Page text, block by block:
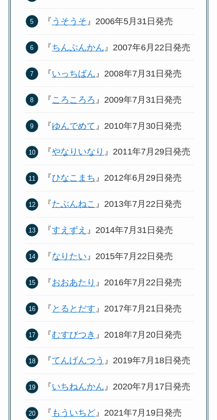
『 うそうそ』2006年5月31日発売
『ちんぷんかん 』2007年6月22日発売
『いっちばん 』2008年7月31日発売
『 ころころろ 』2009年7月31日発売
『ゆんでめて 』2010年7月30日発売
『やなりいなり 』2011年7月29日発売
『ひなこまち 』2012年6月29日発売
『たぶんねこ 』2013年7月22日発売
『すえずえ 』2014年7月31日発売
『なりたい 』2015年7月22日発売
『おおあたり 』2016年7月22日発売
『 とるとだす 』2017年7月21日発売
『むすびつき 』2018年7月20日発売
『てんげんつう 』2019年7月18日発売
『いちねんかん』2020年7月17日発売
『 もういちど』2021年7月19日発売